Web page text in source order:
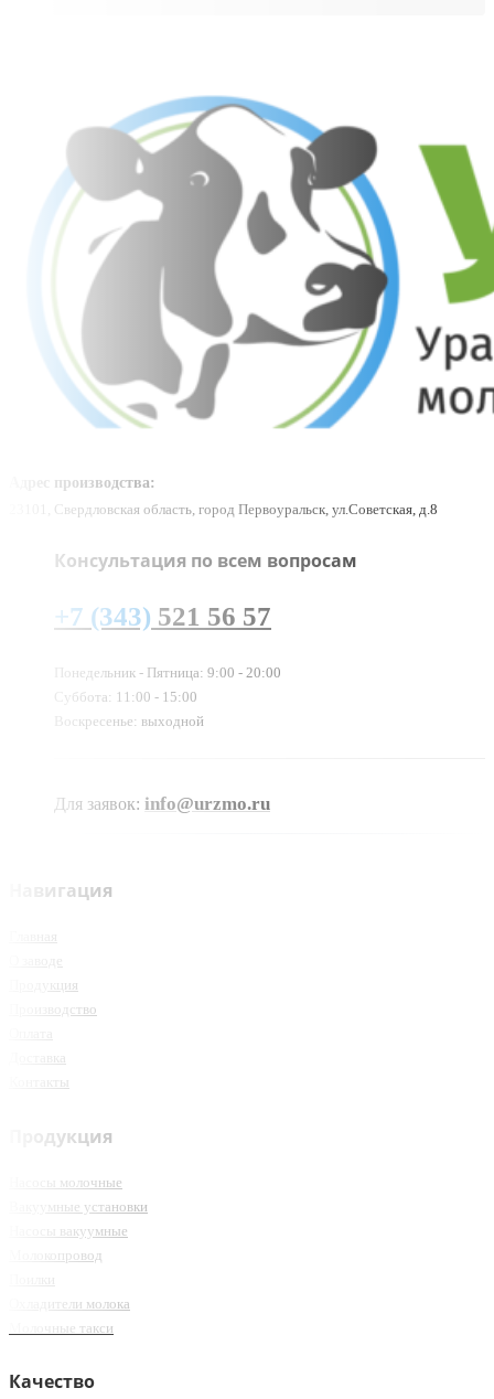
Адрес производства:
23101, Свердловская область, город Первоуральск, ул.Советская, д.8
Консультация по всем вопросам
+7 (343) 521 56 57
Понедельник - Пятница: 9:00 - 20:00
Суббота: 11:00 - 15:00
Воскресенье: выходной
Для заявок: info@urzmo.ru
Навигация
Главная
О заводе
Продукция
Производство
Доставка
Контакты
Продукция
Насосы молочные
Вакуумные установки
Насосы вакуумные
Молокопровод
Охладители молока
Молочные такси
Качество